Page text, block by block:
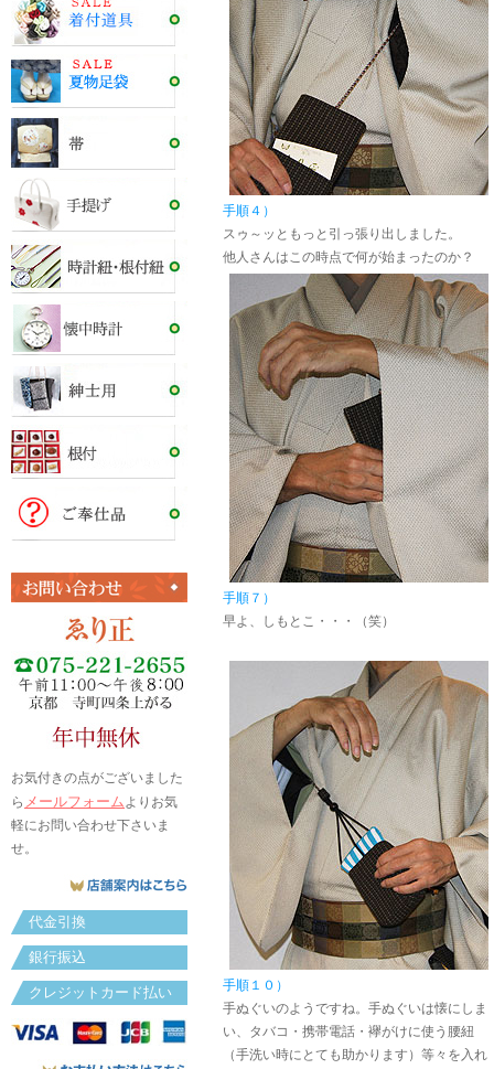
お気付きの点がございました
ら メールフォームよりお気
軽にお問い合わせ下さいま
せ。
代金引換
銀行振込
クレジットカード払い
手順４）
スゥ～ッともっと引っ張り出しました。
他人さんはこの時点で何が始まったのか？
手順７）
早よ、しもとこ・・・（笑）
手順１０）
手ぬぐいのようですね。手ぬぐいは懐にしま
い、タバコ・携帯電話・襷がけに使う腰紐
（手洗い時にとても助かります）等々を入れ